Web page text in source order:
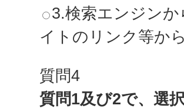
3.検索エンジンか
イトのリンク等から
質問4
質問1及び2で、選